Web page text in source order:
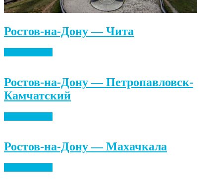
Ростов-на-Дону — Чита
Ростов-на-Дону — Петропавловск-
Камчатский
Ростов-на-Дону — Махачкала